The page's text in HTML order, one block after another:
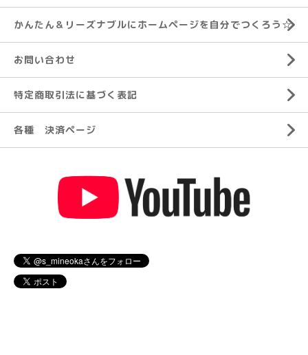
かんたん＆リーズナブルにホームページを自分でつくろう☆
お問い合わせ
特定商取引法に基づく表記
各種 決済ページ